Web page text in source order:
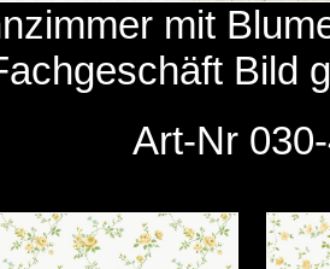
mit
Bild
Art-Nr